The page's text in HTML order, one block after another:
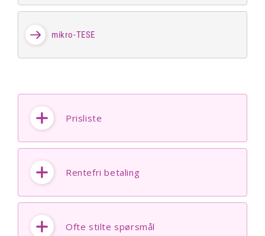
mikro-TESE
Prisliste
Rentefri betaling
Ofte stilte spørsmål